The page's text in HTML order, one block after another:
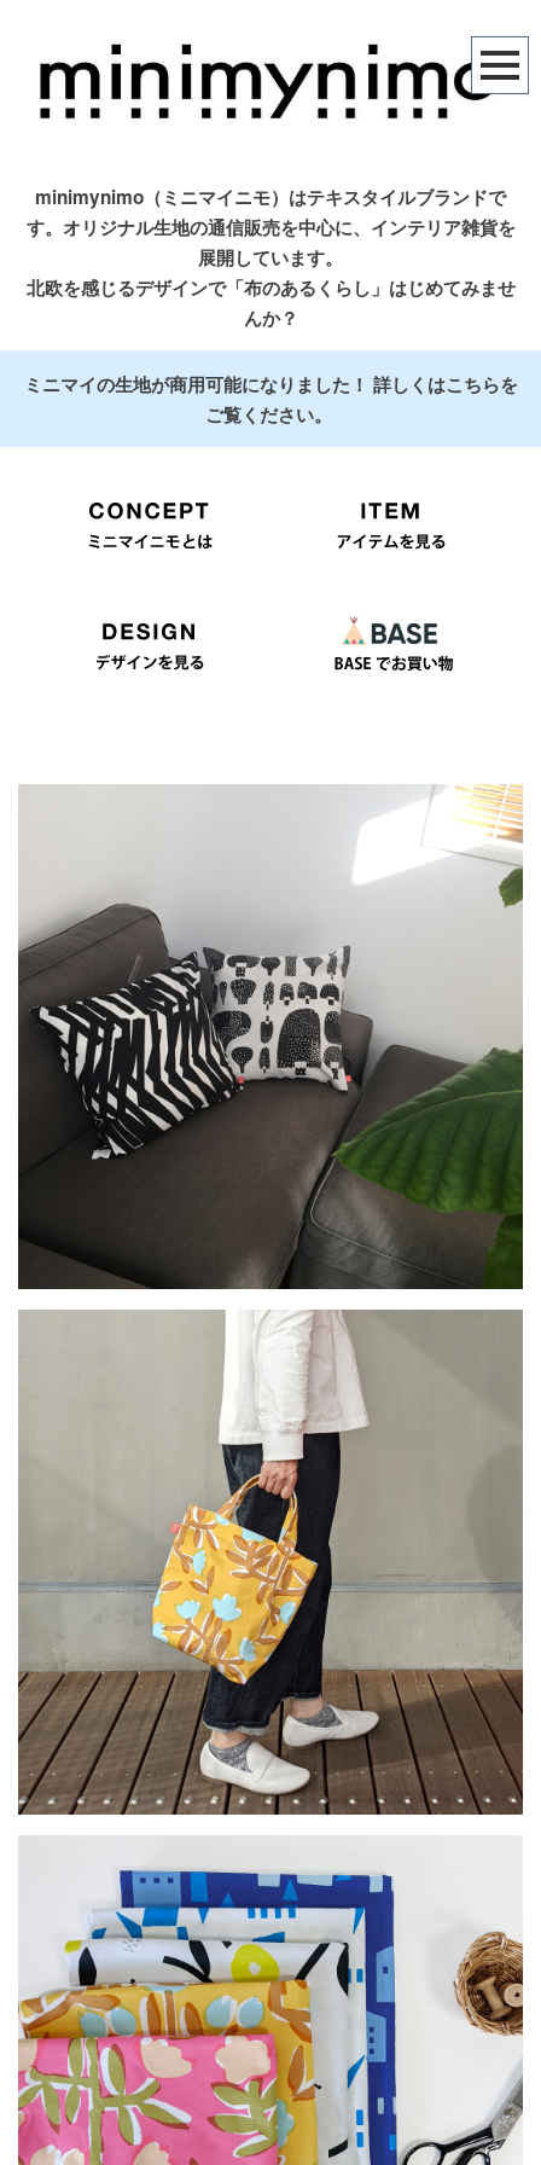
minimynimo（ミニマイニモ）はテキスタイルブランドで
す。 オリジナル生地の通信販売を中心に、インテリア雑貨を
展開しています。
北欧を感じるデザインで「布のあるくらし」はじめてみませ
んか？
ミニマイの生地が商用可能になりました！ 詳しくはこちらを
ご覧ください。